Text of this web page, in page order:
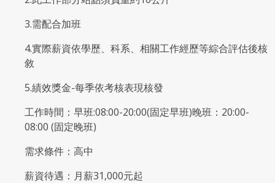
3.需配合加班
4.實際薪資依學歷、科系、相關工作經歷等綜合評估後核
敘
5.績效獎金-每季依考核表現核發
工作時間：早班:08:00-20:00(固定早班)晚班：20:00-
08:00 (固定晚班)
需求條件：高中
薪資待遇：月薪31,000元起